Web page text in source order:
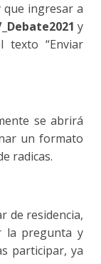
que ingresar a
y
“Enviar
se abrirá
un formato
radicas.
de residencia,
la pregunta y
participar, ya